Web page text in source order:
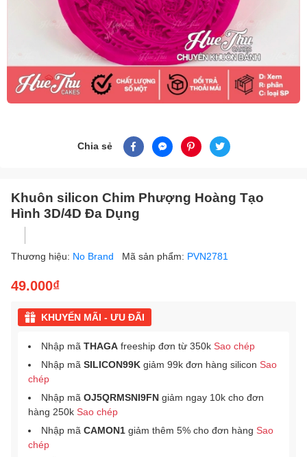
Chia sẻ
Khuôn silicon Chim Phượng Hoàng Tạo
Hình 3D/4D Đa Dụng
Thương hiệu: No Brand Mã sản phẩm: PVN2781
49.000₫
KHUYẾN MÃI - ƯU ĐÃI
Nhập mã THAGA freeship đơn từ 350k Sao chép
Nhập mã SILICON99K giảm 99k đơn hàng silicon Sao
chép
Nhập mã OJ5QRMSNI9FN giảm ngay 10k cho đơn
hàng 250k Sao chép
Nhập mã CAMON1 giảm thêm 5% cho đơn hàng Sao
chép